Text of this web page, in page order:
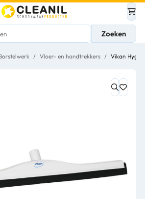
Zoeken
/ Vloer- en handtrekkers / Vikan